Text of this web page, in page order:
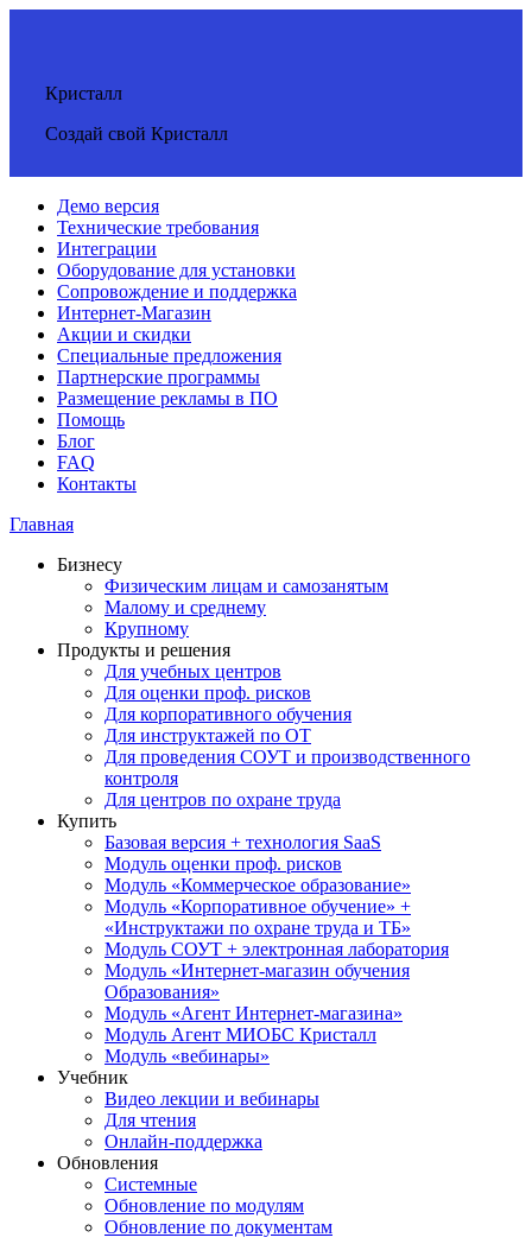
Кристалл
Создай свой Кристалл
Демо версия
Технические требования
Интеграции
Оборудование для установки
Сопровождение и поддержка
Интернет-Магазин
Акции и скидки
Специальные предложения
Партнерские программы
Размещение рекламы в ПО
Помощь
Блог
FAQ
Контакты
Главная
Бизнесу
Физическим лицам и самозанятым
Малому и среднему
Крупному
Продукты и решения
Для учебных центров
Для оценки проф. рисков
Для корпоративного обучения
Для инструктажей по ОТ
Для проведения СОУТ и производственного
контроля
Для центров по охране труда
Купить
Базовая версия + технология SaaS
Модуль оценки проф. рисков
Модуль «Коммерческое образование»
Модуль «Корпоративное обучение» +
«Инструктажи по охране труда и ТБ»
Модуль СОУТ + электронная лаборатория
Модуль «Интернет-магазин обучения
Образования»
Модуль «Агент Интернет-магазина»
Модуль Агент МИОБС Кристалл
Модуль «вебинары»
Учебник
Видео лекции и вебинары
Для чтения
Онлайн-поддержка
Обновления
Системные
Обновление по модулям
Обновление по документам